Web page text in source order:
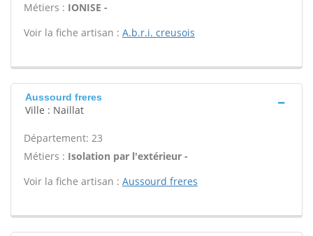
Métiers : IONISE -
Voir la fiche artisan : A.b.r.i. creusois
Aussourd freres
Ville : Naillat
Département: 23
Métiers : Isolation par l'extérieur -
Voir la fiche artisan : Aussourd freres